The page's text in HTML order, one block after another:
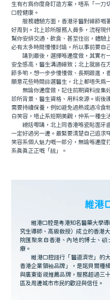
生有冇爲你度身訂造方案，唔系「一刀
口腔健康。
服務體驗方面，香港牙醫對細節嘅
好周到。北上診所服務人員多，流程現
幫你安排交通、飲食、甚至住宿，體驗
必有太多時間慢慢討論，所以事前要自
講到最後，選擇喺邊度做，其實冇一
安全感高，醫生溝通細致；北上就勝在
節多啲，想一步步慢慢做、長期跟進，
願意花些時間篩選醫生，北上都唔失爲
無論你邊度做，記住前期資料搜集
診所背景、醫生資格、用料來源。術後
需要持續保養，例如避免過熱或過冷食
白笑容，唔止系短期美觀，仲系一種生
總括嚟講，北上同香港喺瓷貼面牙
一定好過另一邊。最緊要清楚自己追求
笑容系個人魅力嘅一部分，無論喺邊度
系真真正正嘅「靓」。
維港
維港口腔是粵港知名醫藥大學
究生導師、高級教授）成立的香港
院匯聚來自香港、內地的博士、
療。
維港口腔踐行「醫道濟世」的
香港企業領袖品牌」，是諾貝爾種
與廣東衛視推薦品牌，服務超過三
區及周邊城市市民的歡迎與信任。